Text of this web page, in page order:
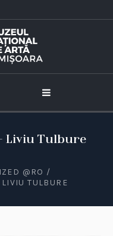
Liviu Tulbure
@RO /
TULBURE